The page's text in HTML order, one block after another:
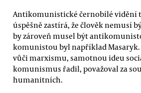
Antikomunistické černobílé vidění
úspěšně zastírá, že člověk nemusí
by zároveň musel být
komunistou byl například Masaryk.
vůči marxismu, samotnou ideu
komunismus řadil, považoval za
humanitních.